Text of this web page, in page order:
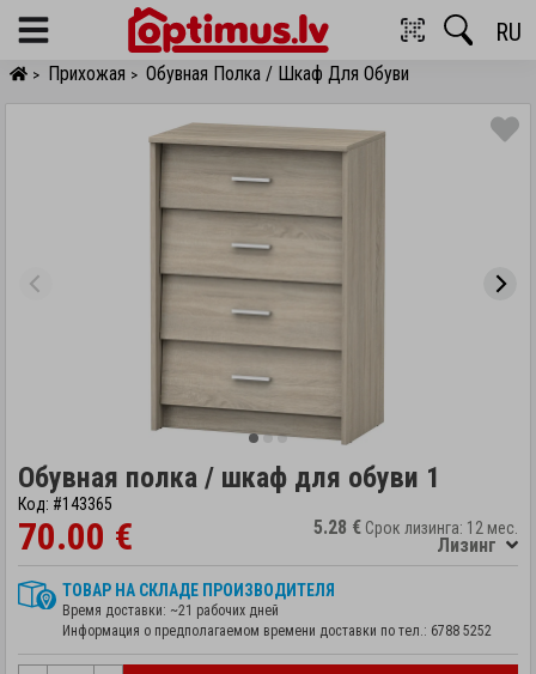
Menu RU
> Прихожая > Обувная Полка / Шкаф Для Обуви
Обувная полка / шкаф для обуви 1
Код: #143365
70.00 € 5.28 € Срок лизинга: 12 мес.
Лизинг
ТОВАР НА СКЛАДЕ ПРОИЗВОДИТЕЛЯ
Время доставки: ~21 рабочих дней
Информация о предполагаемом времени доставки по тел.: 6788 5252